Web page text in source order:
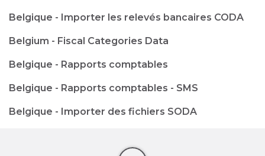
Belgique - Importer les relevés bancaires CODA
Belgium - Fiscal Categories Data
Belgique - Rapports comptables
Belgique - Rapports comptables - SMS
Belgique - Importer des fichiers SODA